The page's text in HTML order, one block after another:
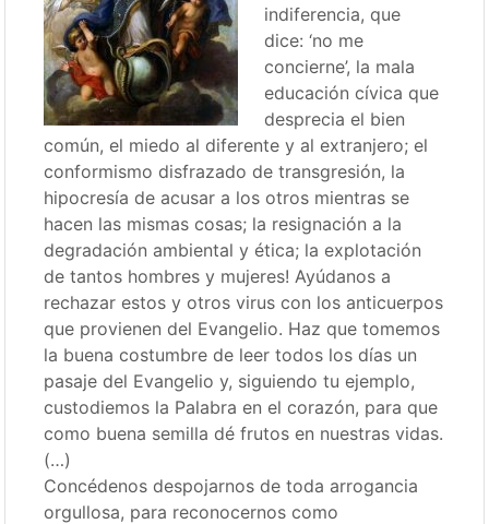
indiferencia, que
dice: ‘no me
concierne’, la mala
educación cívica que
desprecia el bien
común, el miedo al diferente y al extranjero; el
conformismo disfrazado de transgresión, la
hipocresía de acusar a los otros mientras se
hacen las mismas cosas; la resignación a la
degradación ambiental y ética; la explotación
de tantos hombres y mujeres! Ayúdanos a
rechazar estos y otros virus con los anticuerpos
que provienen del Evangelio. Haz que tomemos
la buena costumbre de leer todos los días un
pasaje del Evangelio y, siguiendo tu ejemplo,
custodiemos la Palabra en el corazón, para que
como buena semilla dé frutos en nuestras vidas.
(…)
Concédenos despojarnos de toda arrogancia
orgullosa, para reconocernos como